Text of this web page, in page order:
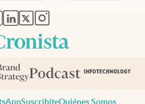
en nueva pestaña
abre en nueva pestaña
abre en nueva pestaña
abre en nueva pestaña
abre en nueva pestaña
SuscribiteQuiénes Somos